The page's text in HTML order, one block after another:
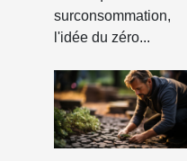
surconsommation,
l'idée du zéro...